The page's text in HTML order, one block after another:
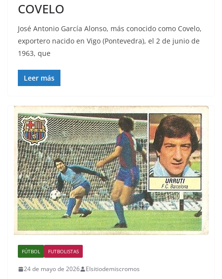
COVELO
José Antonio García Alonso, más conocido como Covelo,
exportero nacido en Vigo (Pontevedra), el 2 de junio de
1963, que
Leer más
FÚTBOL FUTBOLISTAS
24 de mayo de 2026 Elsitiodemiscromos